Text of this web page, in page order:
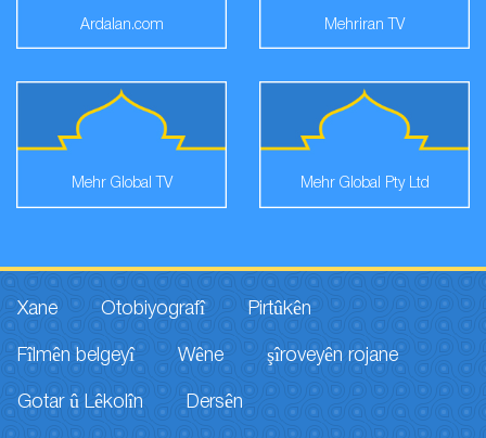
Ardalan.com Mehriran TV
Mehr Global TV Mehr Global Pty Ltd
Xane Otobiyografî Pirtûkên
Fîlmên belgeyî Wêne şîroveyên rojane
Gotar û Lêkolîn Dersên